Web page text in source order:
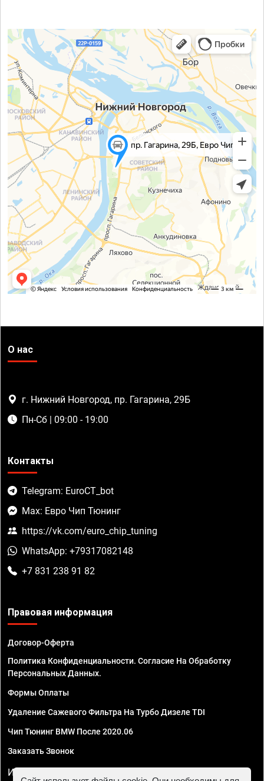
О нас
г. Нижний Новгород, пр. Гагарина, 29Б
Пн-Сб | 09:00 - 19:00
Контакты
Telegram: EuroCT_bot
Max: Евро Чип Тюнинг
https://vk.com/euro_chip_tuning
WhatsApp: +79317082148
+7 831 238 91 82
Правовая информация
Договор-Оферта
Политика Конфиденциальности. Согласие На Обработку
Персональных Данных.
Формы Оплаты
Удаление Сажевого Фильтра На Турбо Дизеле TDI
Чип Тюнинг BMW После 2020.06
Заказать Звонок
ИП Смирнов Георгий Павлович. ИНН 781302555843,